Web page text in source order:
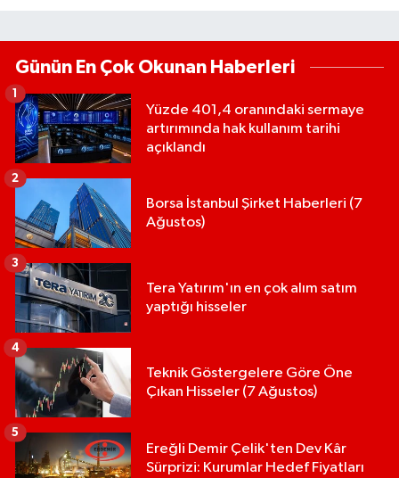
Günün En Çok Okunan Haberleri
Yüzde 401,4 oranındaki sermaye
artırımında hak kullanım tarihi
açıklandı
1
Borsa İstanbul Şirket Haberleri (7
Ağustos)
2
Tera Yatırım'ın en çok alım satım
yaptığı hisseler
3
Teknik Göstergelere Göre Öne
Çıkan Hisseler (7 Ağustos)
4
Ereğli Demir Çelik'ten Dev Kâr
Sürprizi: Kurumlar Hedef Fiyatları
5